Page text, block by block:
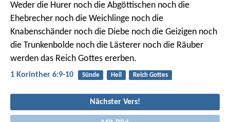
Weder die Hurer noch die Abgöttischen noch die
Ehebrecher noch die Weichlinge noch die
Knabenschänder noch die Diebe noch die Geizigen noch
die Trunkenbolde noch die Lästerer noch die Räuber
werden das Reich Gottes ererben.
1 Korinther 6:9-10 Sünde Heil Reich Gottes
Nächster Vers!